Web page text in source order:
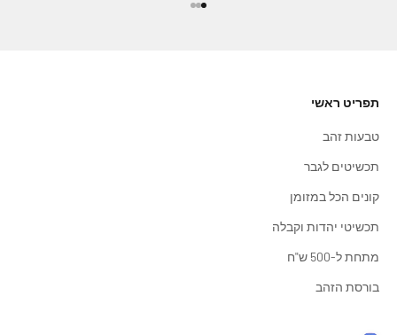
תפריט ראשי
טבעות זהב
תכשיטים לגבר
קונים הכל במזומן
תכשיטי יהדות וקבלה
מתחת ל-500 ש"ח
בורסת הזהב